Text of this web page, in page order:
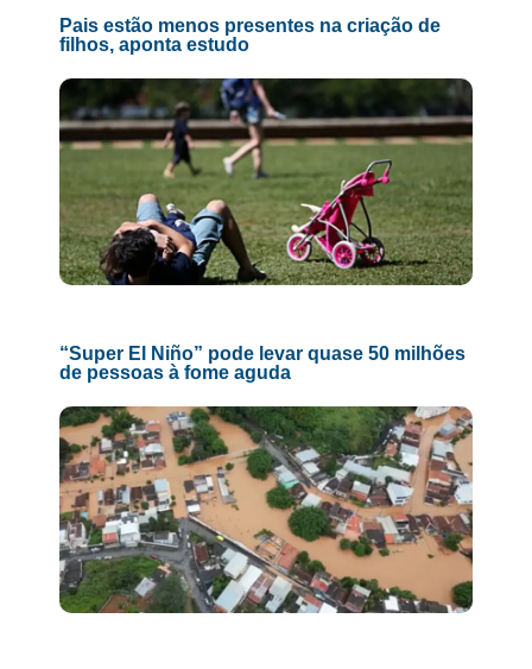
Pais estão menos presentes na criação de
filhos, aponta estudo
“Super El Niño” pode levar quase 50 milhões
de pessoas à fome aguda